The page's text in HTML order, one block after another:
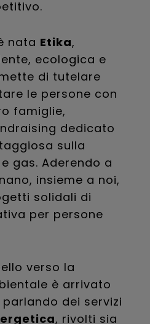
nata Etika,
ecologica e
di tutelare
le persone con
famiglie,
dedicato
sulla
gas. Aderendo a
insieme a noi,
solidali di
per persone
verso la
è arrivato
dei servizi
, rivolti sia